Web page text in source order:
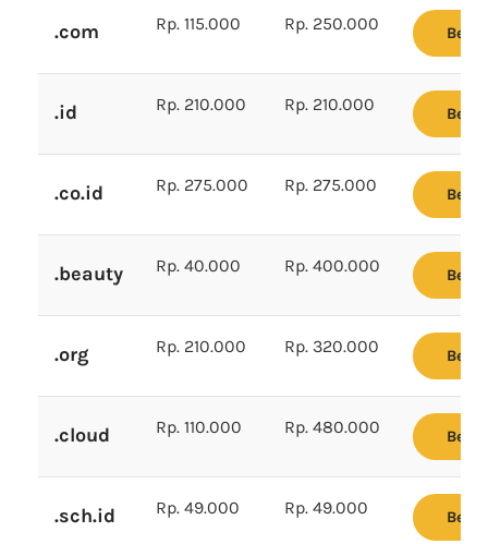
.com Rp. 115.000 Rp. 250.000 Beli
.id Rp. 210.000 Rp. 210.000 Beli
.co.id Rp. 275.000 Rp. 275.000 Beli
.beauty Rp. 40.000 Rp. 400.000 Beli
.org Rp. 210.000 Rp. 320.000 Beli
.cloud Rp. 110.000 Rp. 480.000 Beli
.sch.id Rp. 49.000 Rp. 49.000 Beli